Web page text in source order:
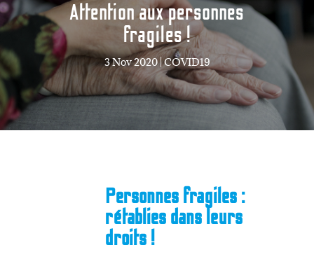
Attention aux personnes
fragiles !
3 Nov 2020|COVID19
Personnes fragiles :
rétablies dans leurs
droits !